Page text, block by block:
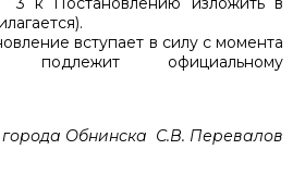
вступает в силу с момента
официальному
города Обнинска С.В. Перевалов